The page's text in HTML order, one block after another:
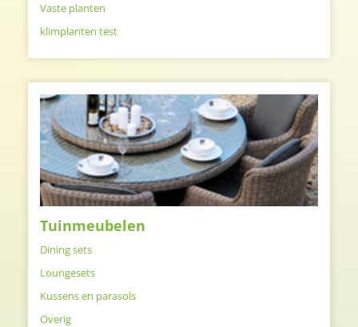
Vaste planten
klimplanten test
Tuinmeubelen
Dining sets
Loungesets
Kussens en parasols
Overig